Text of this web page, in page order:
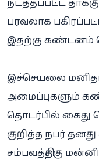
பரவலாக
இதற்கு கண்டனம்
இச்செயலை
அமைப்புகளும்
தொடர்பில் கைது
குறித்த நபர்
சம்பவத்திற்கு